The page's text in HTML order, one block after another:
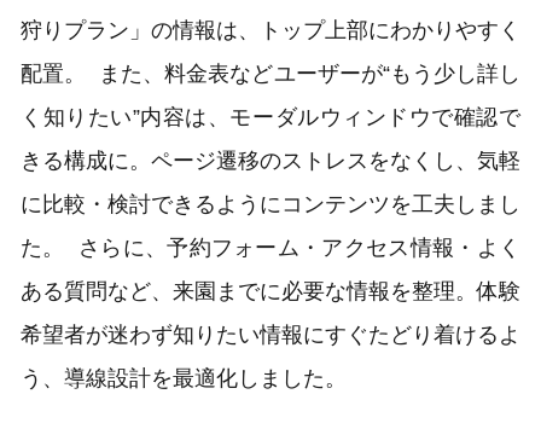
狩りプラン」の情報は、トップ上部にわかりやすく
配置。 また、料金表などユーザーが“もう少し詳し
く知りたい”内容は、モーダルウィンドウで確認で
きる構成に。ページ遷移のストレスをなくし、気軽
に比較・検討できるようにコンテンツを工夫しまし
た。 さらに、予約フォーム・アクセス情報・よく
ある質問など、来園までに必要な情報を整理。体験
希望者が迷わず知りたい情報にすぐたどり着けるよ
う、導線設計を最適化しました。